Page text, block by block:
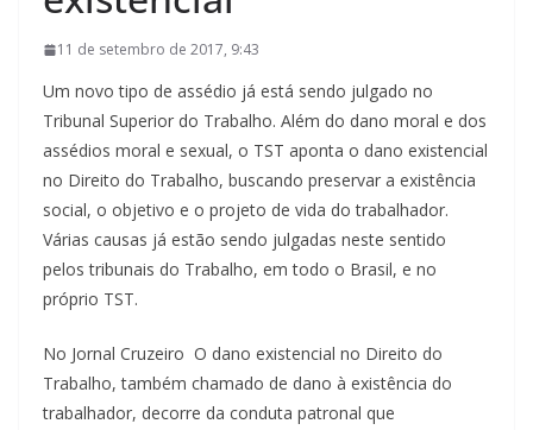
11 de setembro de 2017, 9:43
Um novo tipo de assédio já está sendo julgado no
Tribunal Superior do Trabalho. Além do dano moral e dos
assédios moral e sexual, o TST aponta o dano existencial
no Direito do Trabalho, buscando preservar a existência
social, o objetivo e o projeto de vida do trabalhador.
Várias causas já estão sendo julgadas neste sentido
pelos tribunais do Trabalho, em todo o Brasil, e no
próprio TST.
No Jornal Cruzeiro O dano existencial no Direito do
Trabalho, também chamado de dano à existência do
trabalhador, decorre da conduta patronal que